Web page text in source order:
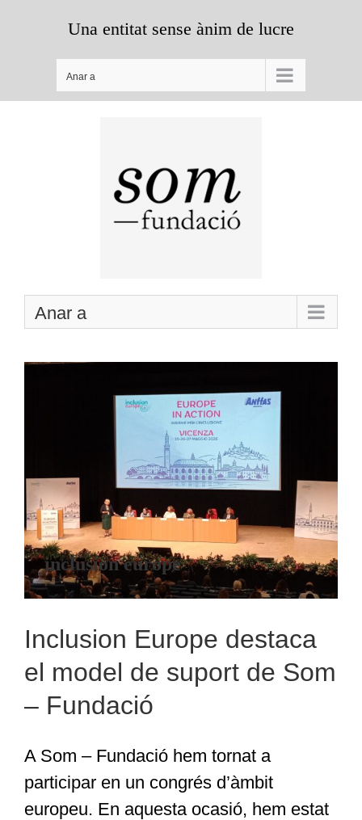
Una entitat sense ànim de lucre
Anar a
Anar a
inclusion europe
Inclusion Europe destaca el
model de suport de Som –
Fundació
Inclusion Europe destaca
el model de suport de Som
– Fundació
A Som – Fundació hem tornat a
participar en un congrés d’àmbit
europeu. En aquesta ocasió, hem estat